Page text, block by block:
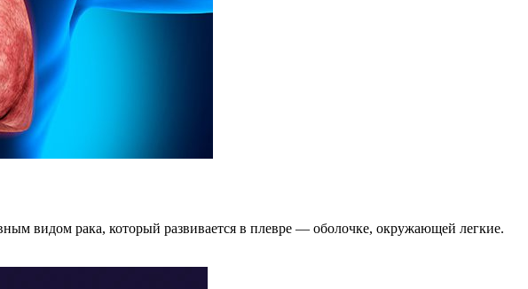
видом рака, который развивается в плевре — оболочке, окружающей легкие.